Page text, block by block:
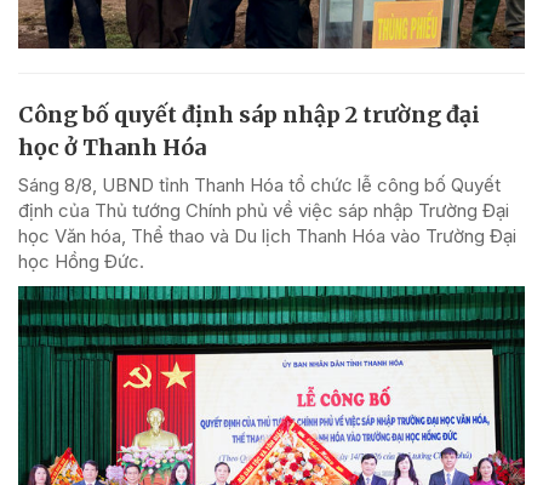
Công bố quyết định sáp nhập 2 trường đại
học ở Thanh Hóa
Sáng 8/8, UBND tỉnh Thanh Hóa tổ chức lễ công bố Quyết
định của Thủ tướng Chính phủ về việc sáp nhập Trường Đại
học Văn hóa, Thể thao và Du lịch Thanh Hóa vào Trường Đại
học Hồng Đức.